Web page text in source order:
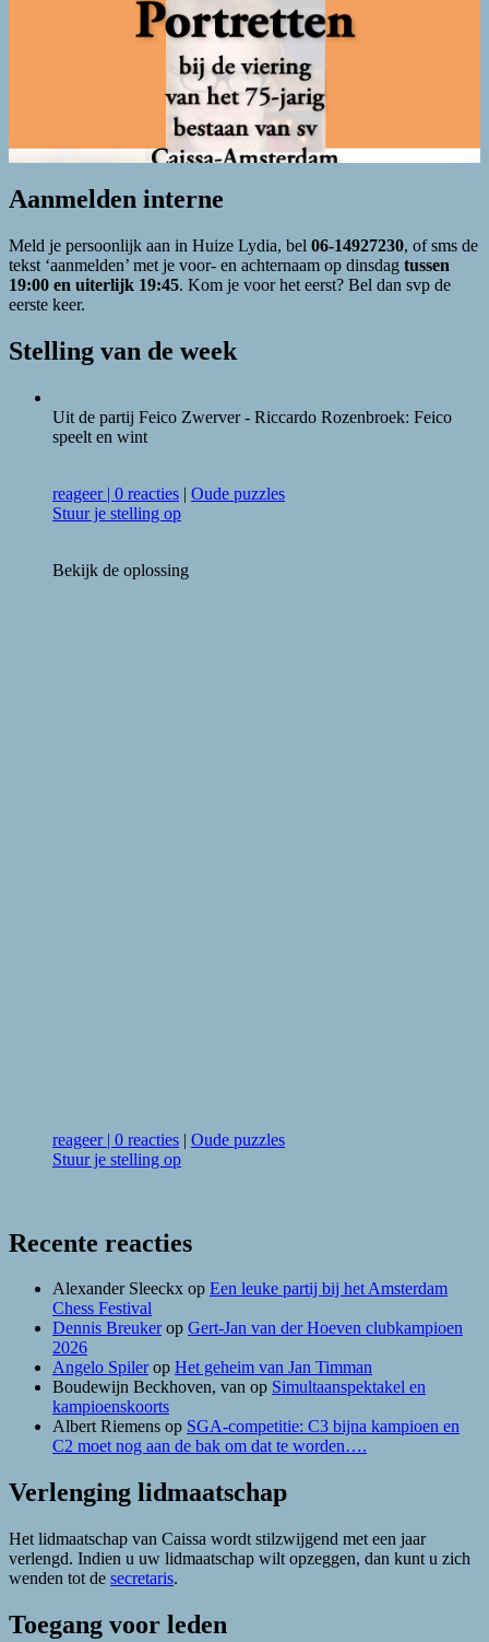
Aanmelden interne
Meld je persoonlijk aan in Huize Lydia, bel 06-14927230, of sms de
tekst ‘aanmelden’ met je voor- en achternaam op dinsdag tussen
19:00 en uiterlijk 19:45. Kom je voor het eerst? Bel dan svp de
eerste keer.
Stelling van de week
Uit de partij Feico Zwerver - Riccardo Rozenbroek: Feico
speelt en wint
reageer| 0 reacties | Oude puzzles
Stuur je stelling op
Bekijk de oplossing
reageer| 0 reacties | Oude puzzles
Stuur je stelling op
Recente reacties
Alexander Sleeckx op Een leuke partij bij het Amsterdam
Chess Festival
Dennis Breukerop Gert-Jan van der Hoeven clubkampioen
2026
Angelo Spilerop Het geheim van Jan Timman
Boudewijn Beckhoven, van op Simultaanspektakel en
kampioenskoorts
Albert Riemens op SGA-competitie: C3 bijna kampioen en
C2 moet nog aan de bak om dat te worden….
Verlenging lidmaatschap
Het lidmaatschap van Caissa wordt stilzwijgend met een jaar
verlengd. Indien u uw lidmaatschap wilt opzeggen, dan kunt u zich
wenden tot de secretaris.
Toegang voor leden